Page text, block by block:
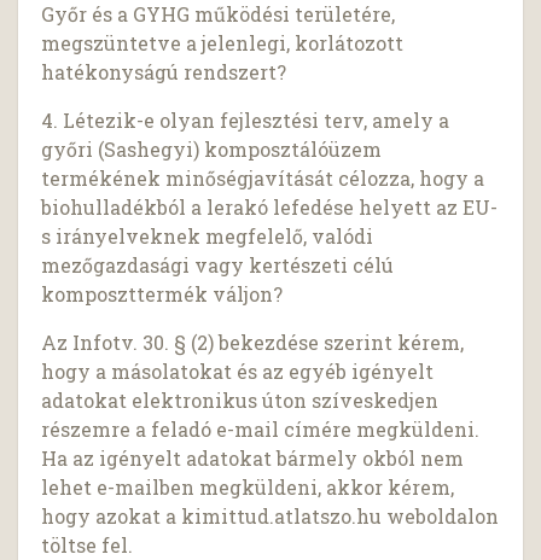
Győr és a GYHG működési területére,
megszüntetve a jelenlegi, korlátozott
hatékonyságú rendszert?
4. Létezik-e olyan fejlesztési terv, amely a
győri (Sashegyi) komposztálóüzem
termékének minőségjavítását célozza, hogy a
biohulladékból a lerakó lefedése helyett az EU-
s irányelveknek megfelelő, valódi
mezőgazdasági vagy kertészeti célú
komposzttermék váljon?
Az Infotv. 30. § (2) bekezdése szerint kérem,
hogy a másolatokat és az egyéb igényelt
adatokat elektronikus úton szíveskedjen
részemre a feladó e-mail címére megküldeni.
Ha az igényelt adatokat bármely okból nem
lehet e-mailben megküldeni, akkor kérem,
hogy azokat a kimittud.atlatszo.hu weboldalon
töltse fel.